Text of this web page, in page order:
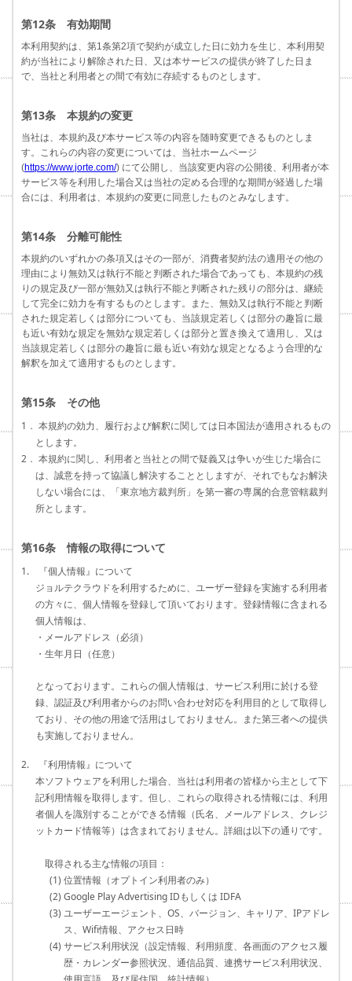
第12条 有効期間
本利用契約は、第1条第2項で契約が成立した日に効力を生じ、本利用契
約が当社により解除された日、又は本サービスの提供が終了した日ま
で、当社と利用者との間で有効に存続するものとします。
第13条 本規約の変更
当社は、本規約及び本サービス等の内容を随時変更できるものとしま
す。これらの内容の変更については、当社ホームページ
(https://www.jorte.com/) にて公開し、当該変更内容の公開後、利用者が本
サービス等を利用した場合又は当社の定める合理的な期間が経過した場
合には、利用者は、本規約の変更に同意したものとみなします。
第14条 分離可能性
本規約のいずれかの条項又はその一部が、消費者契約法の適用その他の
理由により無効又は執行不能と判断された場合であっても、本規約の残
りの規定及び一部が無効又は執行不能と判断された残りの部分は、継続
して完全に効力を有するものとします。また、無効又は執行不能と判断
された規定若しくは部分についても、当該規定若しくは部分の趣旨に最
も近い有効な規定を無効な規定若しくは部分と置き換えて適用し、又は
当該規定若しくは部分の趣旨に最も近い有効な規定となるよう合理的な
解釈を加えて適用するものとします。
第15条 その他
1． 本規約の効力、履行および解釈に関しては日本国法が適用されるもの
とします。
2． 本規約に関し、利用者と当社との間で疑義又は争いが生じた場合に
は、誠意を持って協議し解決することとしますが、それでもなお解決
しない場合には、「東京地方裁判所」を第一審の専属的合意管轄裁判
所とします。
第16条 情報の取得について
1. 『個人情報』について
ジョルテクラウドを利用するために、ユーザー登録を実施する利用者
の方々に、個人情報を登録して頂いております。登録情報に含まれる
個人情報は、
・メールアドレス（必須）
・生年月日（任意）
となっております。これらの個人情報は、サービス利用に於ける登
録、認証及び利用者からのお問い合わせ対応を利用目的として取得し
ており、その他の用途で活用はしておりません。また第三者への提供
も実施しておりません。
2. 『利用情報』について
本ソフトウェアを利用した場合、当社は利用者の皆様から主として下
記利用情報を取得します。但し、これらの取得される情報には、利用
者個人を識別することができる情報（氏名、メールアドレス、クレジ
ットカード情報等）は含まれておりません。詳細は以下の通りです。
取得される主な情報の項目：
(1) 位置情報（オプトイン利用者のみ）
(2) Google Play Advertising IDもしくは IDFA
(3) ユーザーエージェント、OS、バージョン、キャリア、IPアドレ
ス、Wifi情報、アクセス日時
(4) サービス利用状況（設定情報、利用頻度、各画面のアクセス履
歴・カレンダー参照状況、通信品質、連携サービス利用状況、